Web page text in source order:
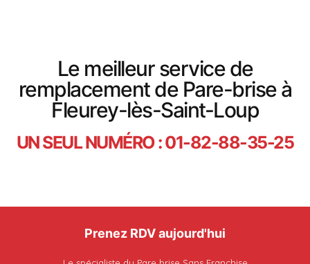
Le meilleur service de
remplacement de Pare-brise à
Fleurey-lès-Saint-Loup
UN SEUL NUMÉRO : 01-82-88-35-25
Prenez RDV aujourd'hui